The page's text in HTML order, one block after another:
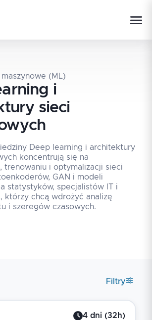
(ML)
i
sieci
Deep learning i architektury
koncentrują się na
trenowaniu i optymalizacji sieci
GAN i modeli
statystyków, specjalistów IT i
którzy chcą wdrożyć analizę
i szeregów czasowych.
Filtry
4 dni (32 h)